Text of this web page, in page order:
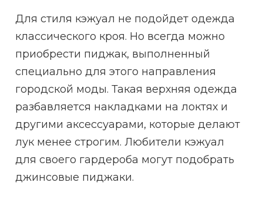
Для стиля кэжуал не подойдет одежда
классического кроя. Но всегда можно
приобрести пиджак, выполненный
специально для этого направления
городской моды. Такая верхняя одежда
разбавляется накладками на локтях и
другими аксессуарами, которые делают
лук менее строгим. Любители кэжуал
для своего гардероба могут подобрать
джинсовые пиджаки.